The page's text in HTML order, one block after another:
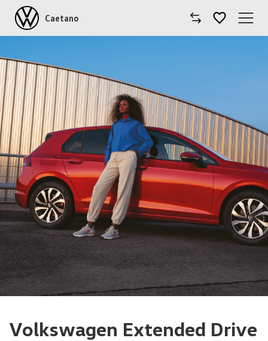
Caetano
Comprar Volkswagen
Modelos
Comerciais
Oficinas
Campanhas
Onde estamos
Volkswagen Extended Drive